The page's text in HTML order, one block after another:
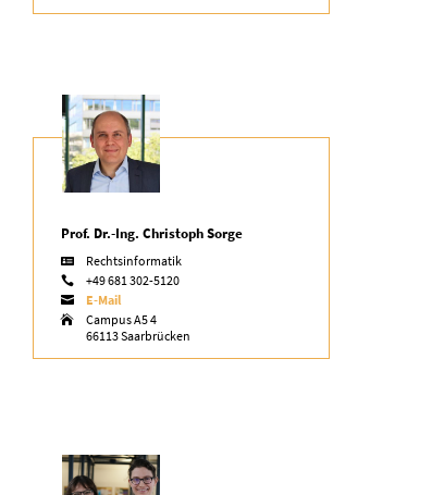
Prof. Dr.-Ing. Christoph Sorge
 Rechtsinformatik
 +49 681 302-5120
 E-Mail

Campus A5 4
66113 Saarbrücken